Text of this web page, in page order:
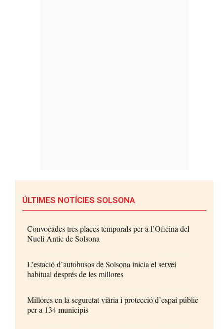
ÚLTIMES NOTÍCIES SOLSONA
Convocades tres places temporals per a l’Oficina del
Nucli Antic de Solsona
L’estació d’autobusos de Solsona inicia el servei
habitual després de les millores
Millores en la seguretat viària i protecció d’espai públic
per a 134 municipis